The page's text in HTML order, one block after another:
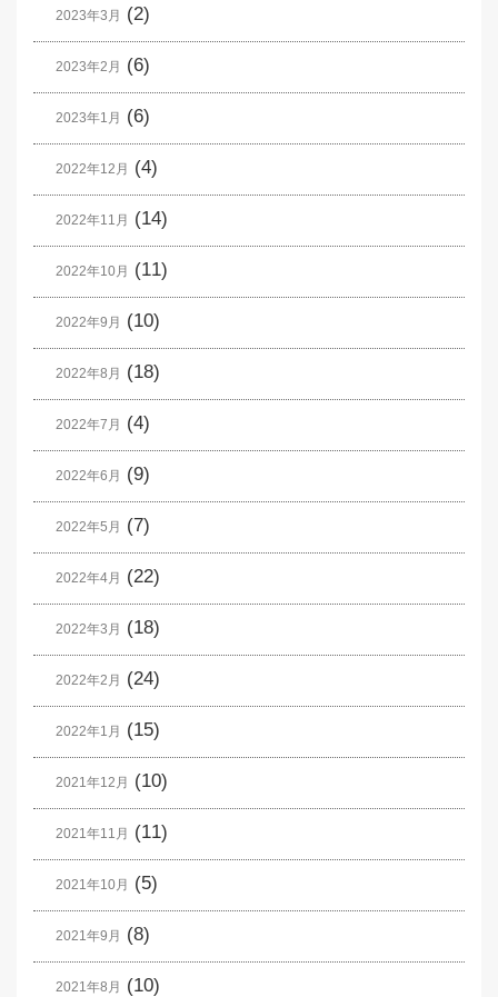
2023年3月 (2)
2023年2月 (6)
2023年1月 (6)
2022年12月 (4)
2022年11月 (14)
2022年10月 (11)
2022年9月 (10)
2022年8月 (18)
2022年7月 (4)
2022年6月 (9)
2022年5月 (7)
2022年4月 (22)
2022年3月 (18)
2022年2月 (24)
2022年1月 (15)
2021年12月 (10)
2021年11月 (11)
2021年10月 (5)
2021年9月 (8)
2021年8月 (10)